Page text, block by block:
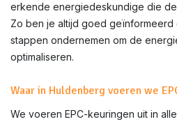
erkende energiedeskundige die
Zo ben je altijd goed
stappen ondernemen om de
optimaliseren.
Waar in Huldenberg voeren we
We voeren EPC-keuringen uit in